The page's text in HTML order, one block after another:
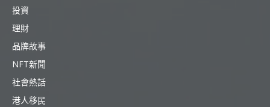
投資
理財
品牌故事
NFT新聞
社會熱話
港人移民